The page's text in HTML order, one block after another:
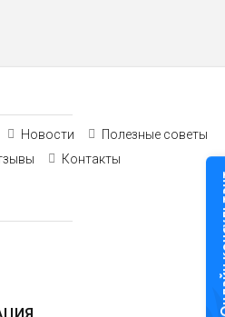
Новости
Полезные советы
Контакты